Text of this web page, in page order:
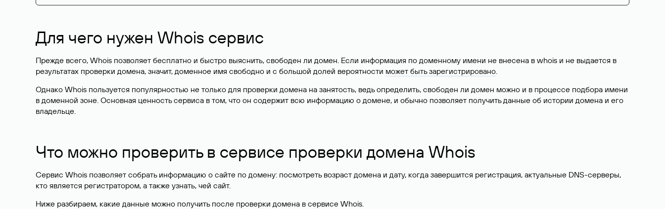
Для чего нужен Whois сервис
Прежде всего, Whois позволяет бесплатно и быстро выяснить, свободен ли домен. Если информация по доменному имени не внесена в whois и не выдается в
результатах проверки домена, значит, доменное имя свободно и с большой долей вероятности может быть зарегистрировано.
Однако Whois пользуется популярностью не только для проверки домена на занятость, ведь определить, свободен ли домен можно и в процессе подбора имени
в доменной зоне. Основная ценность сервиса в том, что он содержит всю информацию о домене, и обычно позволяет получить данные об истории домена и его
владельце.
Что можно проверить в сервисе проверки домена Whois
Сервис Whois позволяет собрать информацию о сайте по домену: посмотреть возраст домена и дату, когда завершится регистрация, актуальные DNS-серверы,
кто является регистратором, а также узнать, чей сайт.
Ниже разбираем, какие данные можно получить после проверки домена в сервисе Whois.